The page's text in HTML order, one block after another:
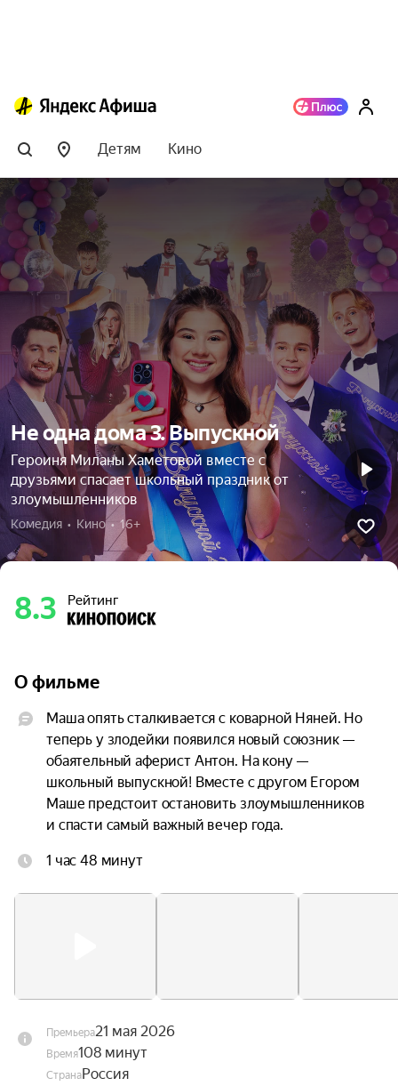
Детям Кино
Не одна дома 3. Выпускной
Героиня Миланы Хаметовой вместе с
друзьями спасает школьный праздник от
злоумышленников
Комедия  •  Кино  •  16+
8.3 Рейтинг
О фильме
Маша опять сталкивается с коварной Няней. Но
теперь у злодейки появился новый союзник —
обаятельный аферист Антон. На кону —
школьный выпускной! Вместе с другом Егором
Маше предстоит остановить злоумышленников
и спасти самый важный вечер года.
1 час 48 минут
Премьера21 мая 2026
Время108 минут
СтранаРоссия